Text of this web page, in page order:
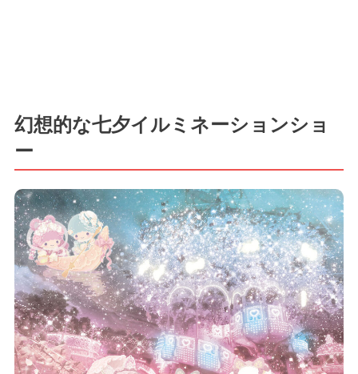
幻想的な七夕イルミネーションショ
ー